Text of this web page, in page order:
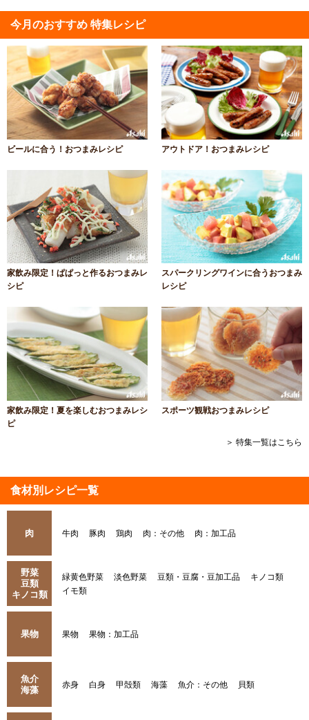
今月のおすすめ 特集レシピ
ビールに合う！おつまみレシピ アウトドア！おつまみレシピ
家飲み限定！ぱぱっと作るおつまみレ
シピ
スパークリングワインに合うおつまみ
レシピ
家飲み限定！夏を楽しむおつまみレシ
ピ
スポーツ観戦おつまみレシピ
＞ 特集一覧はこちら
食材別レシピ一覧
肉 牛肉 豚肉 鶏肉 肉：その他 肉：加工品
野菜
豆類
キノコ類
緑黄色野菜 淡色野菜 豆類・豆腐・豆加工品
キノコ類
イモ類
果物 果物 果物：加工品
魚介
海藻
赤身 白身 甲殻類 海藻 魚介：その他 貝類